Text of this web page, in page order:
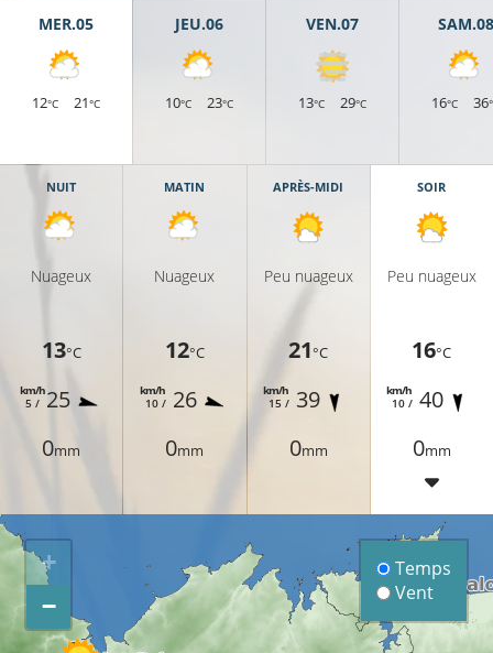
MER.05
12°C 21°C
JEU.06
10°C 23°C
VEN.07
13°C 29°C
SAM.08
16°C 36
NUIT
Nuageux
13°C
5 /
km/h25
0mm
MATIN
Nuageux
12°C
10 /
km/h 26
0mm
APRÈS-MIDI
Peu nuageux
21°C
15 /
km/h 39
0mm
SOIR
Peu nuageux
16°C
10 /
km/h 40
0mm
+
−
Temps
Vent